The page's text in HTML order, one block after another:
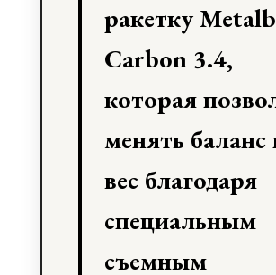
ракетку
Carbon 3.4,
которая
менять баланс
вес благодаря
специальным
съемным